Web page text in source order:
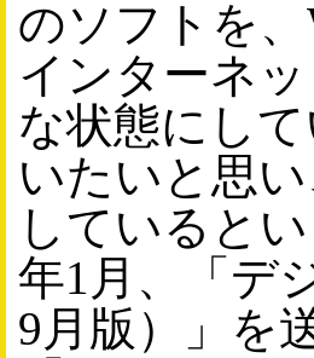
のソフトを
インターネ
な状態にし
いたいと思
していると
年1月、「デ
9月版）」を